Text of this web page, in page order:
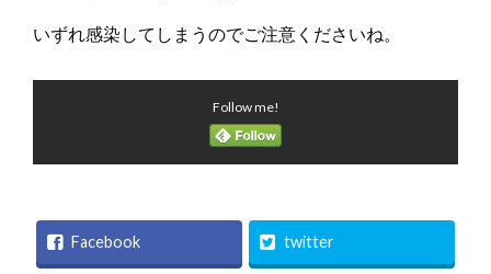
いずれ感染してしまうのでご注意くださいね。
Follow me!
Facebook twitter